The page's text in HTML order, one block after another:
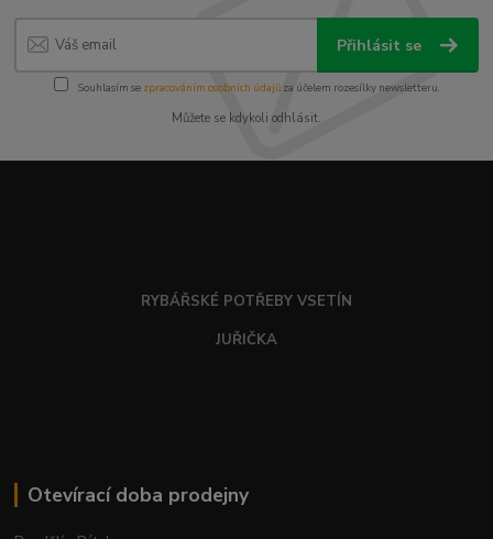
Přihlásit se
Souhlasím se zpracováním osobních údajůza účelem rozesílky newsletteru.
Můžete se kdykoli odhlásit.
RYBÁŘSKÉ POTŘEBY VSETÍN
JUŘIČKA
Otevírací doba prodejny